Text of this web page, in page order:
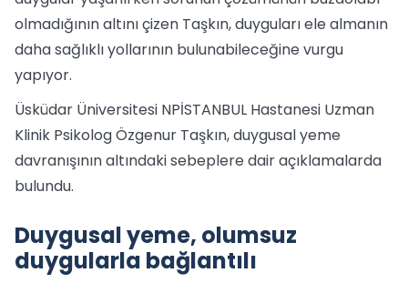
olmadığının altını çizen Taşkın, duyguları ele almanın
daha sağlıklı yollarının bulunabileceğine vurgu
yapıyor.
Üsküdar Üniversitesi NPİSTANBUL Hastanesi Uzman
Klinik Psikolog Özgenur Taşkın, duygusal yeme
davranışının altındaki sebeplere dair açıklamalarda
bulundu.
Duygusal yeme, olumsuz
duygularla bağlantılı